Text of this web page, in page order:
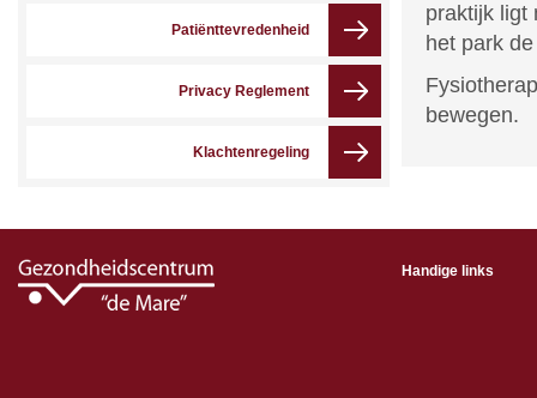
Patiënttevredenheid
Privacy Reglement
Klachtenregeling
praktijk ligt
het park
bewegen.
Handige links